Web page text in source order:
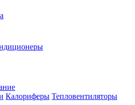
Калориферы Тепловентиляторы